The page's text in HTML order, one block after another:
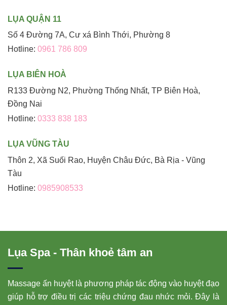
LỤA QUẬN 11
Số 4 Đường 7A, Cư xá Bình Thới, Phường 8
Hotline: 0961 786 809
LỤA BIÊN HOÀ
R133 Đường N2, Phường Thống Nhất, TP Biên Hoà,
Đồng Nai
Hotline: 0333 838 183
LỤA VŨNG TÀU
Thôn 2, Xã Suối Rao, Huyện Châu Đức, Bà Rịa - Vũng
Tàu
Hotline: 0985908533
Lụa Spa - Thân khoẻ tâm an
Massage ấn huyệt là phương pháp tác động vào huyệt đạo
giúp hỗ trợ điều trị các triệu chứng đau nhức mỏi. Đây là